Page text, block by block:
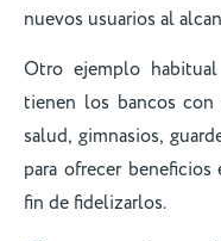
nuevos usuarios al
Otro ejemplo
tienen los bancos
salud, gimnasios,
para ofrecer
fin de fidelizarlos.